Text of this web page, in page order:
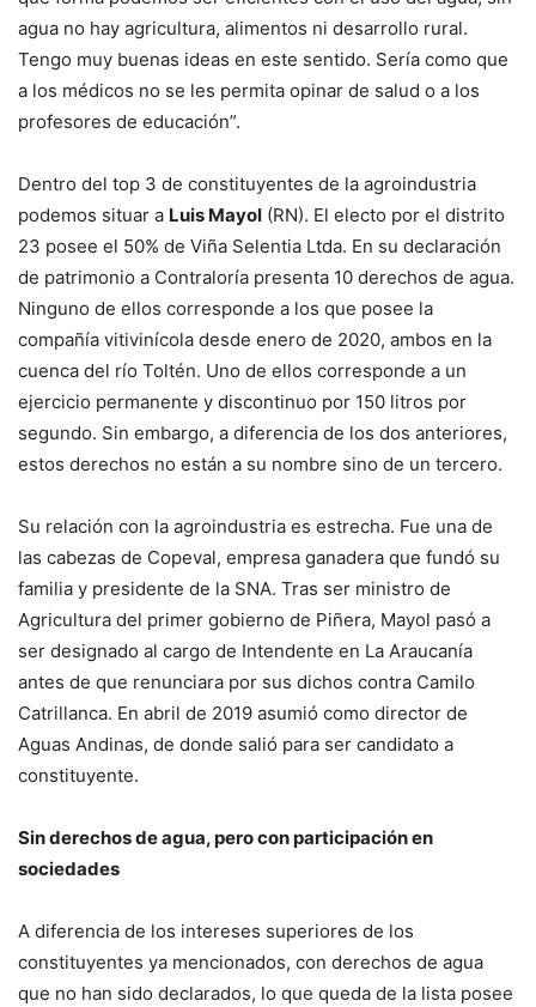
agua no hay agricultura, alimentos ni desarrollo rural.
Tengo muy buenas ideas en este sentido. Sería como que
a los médicos no se les permita opinar de salud o a los
profesores de educación”.
Dentro del top 3 de constituyentes de la agroindustria
podemos situar a Luis Mayol (RN). El electo por el distrito
23 posee el 50% de Viña Selentia Ltda. En su declaración
de patrimonio a Contraloría presenta 10 derechos de agua.
Ninguno de ellos corresponde a los que posee la
compañía vitivinícola desde enero de 2020, ambos en la
cuenca del río Toltén. Uno de ellos corresponde a un
ejercicio permanente y discontinuo por 150 litros por
segundo. Sin embargo, a diferencia de los dos anteriores,
estos derechos no están a su nombre sino de un tercero.
Su relación con la agroindustria es estrecha. Fue una de
las cabezas de Copeval, empresa ganadera que fundó su
familia y presidente de la SNA. Tras ser ministro de
Agricultura del primer gobierno de Piñera, Mayol pasó a
ser designado al cargo de Intendente en La Araucanía
antes de que renunciara por sus dichos contra Camilo
Catrillanca. En abril de 2019 asumió como director de
Aguas Andinas, de donde salió para ser candidato a
constituyente.
Sin derechos de agua, pero con participación en
sociedades
A diferencia de los intereses superiores de los
constituyentes ya mencionados, con derechos de agua
que no han sido declarados, lo que queda de la lista posee